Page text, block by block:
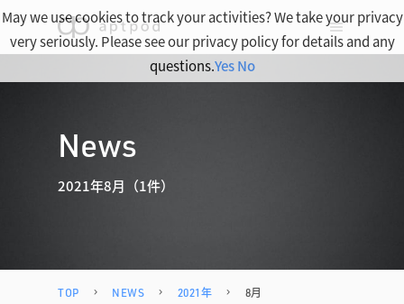
News
2021年8月（1件）
TOP NEWS 2021年 8月
May we use cookies to track your activities? We take your privacy
very seriously. Please see our privacy policy for details and any
questions.Yes No